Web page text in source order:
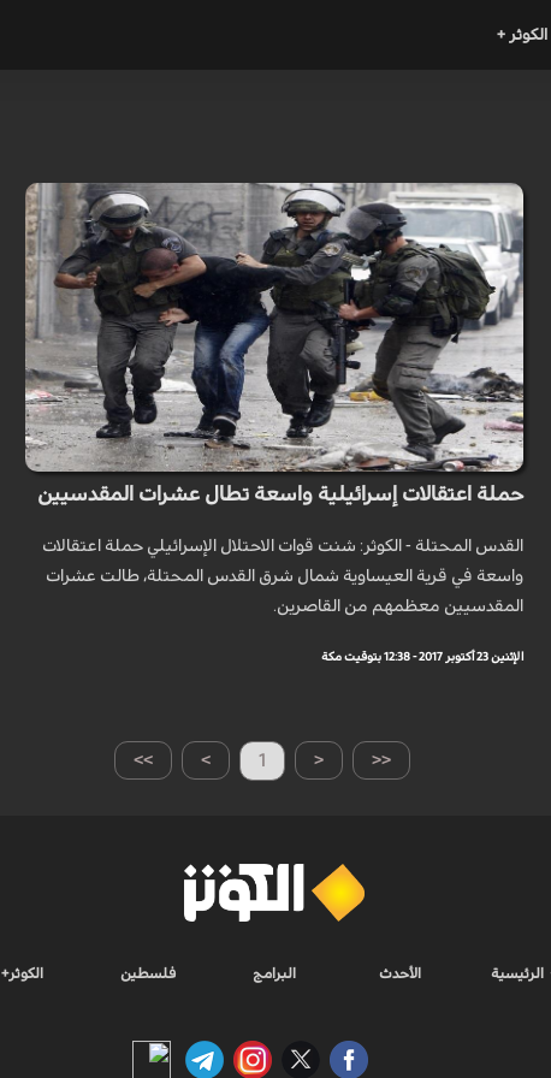
الكوثر +
حملة اعتقالات إسرائيلية واسعة تطال عشرات المقدسيين
القدس المحتلة - الكوثر: شنت قوات الاحتلال الإسرائيلي حملة اعتقالات
واسعة في قرية العيساوية شمال شرق القدس المحتلة، طالت عشرات
المقدسيين معظمهم من القاصرين.
الإثنين 23 أكتوبر 2017 - 12:38 بتوقيت مكة
>> > 1 < <<
الرئيسية الأحدث البرامج فلسطين الكوثر+